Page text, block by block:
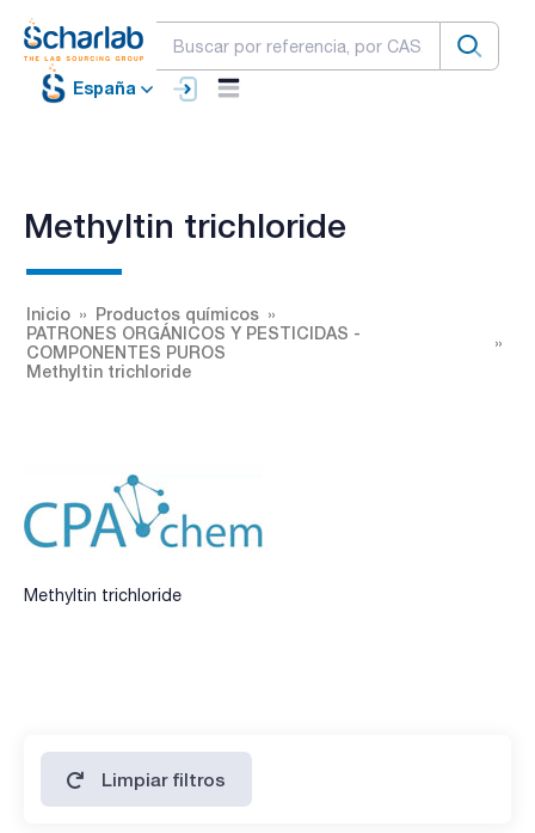
España
Methyltin trichloride
Inicio
Productos químicos
PATRONES ORGÁNICOS Y PESTICIDAS -
COMPONENTES PUROS
Methyltin trichloride
Methyltin trichloride
Limpiar filtros